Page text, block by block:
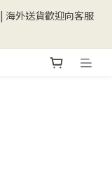
💰
海外送貨歡迎向客服